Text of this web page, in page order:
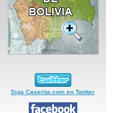
Siga Caserita.com en Twitter